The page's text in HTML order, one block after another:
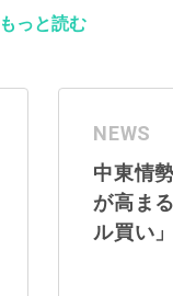
もっと読む
NEWS
中東情
が高ま
ル買い